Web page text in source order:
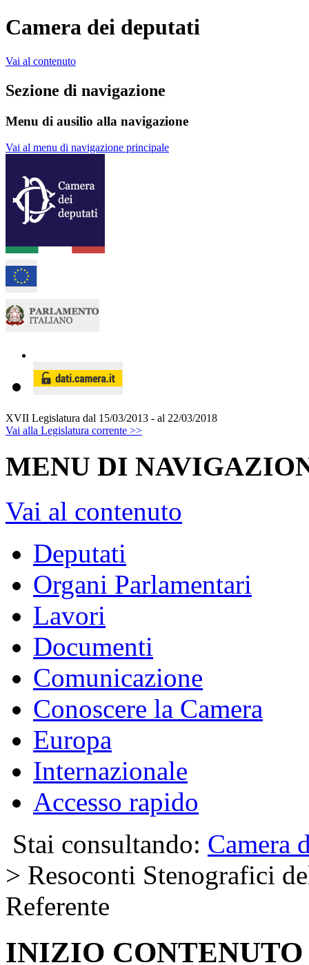
Camera dei deputati
Vai al contenuto
Sezione di navigazione
Menu di ausilio alla navigazione
Vai al menu di navigazione principale
XVII Legislatura dal 15/03/2013 - al 22/03/2018
Vai alla Legislatura corrente >>
MENU DI
Vai al contenuto
Deputati
Organi Parlamentari
Lavori
Documenti
Comunicazione
Conoscere la Camera
Europa
Internazionale
Accesso rapido
Stai consultando: Camera
> Resoconti Stenografici
Referente
INIZIO CONTENUTO